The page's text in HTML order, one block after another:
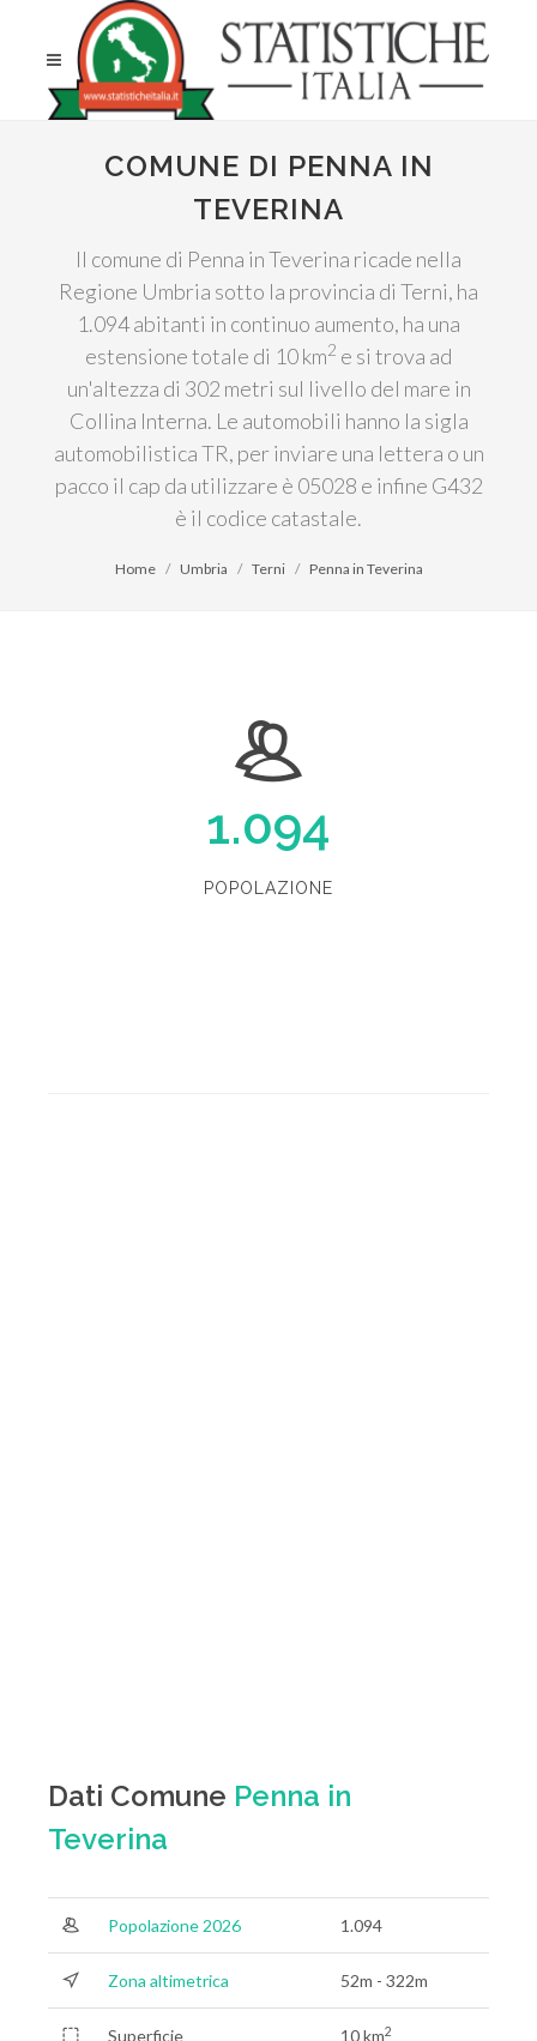
COMUNE DI PENNA IN
TEVERINA
Il comune di Penna in Teverina ricade nella
Regione Umbria sotto la provincia di Terni, ha
1.094 abitanti in continuo aumento, ha una
estensione totale di 10 km2 e si trova ad
un'altezza di 302 metri sul livello del mare in
Collina Interna. Le automobili hanno la sigla
automobilistica TR, per inviare una lettera o un
pacco il cap da utilizzare è 05028 e infine G432
è il codice catastale.
Home Umbria Terni Penna in Teverina
1.094
POPOLAZIONE
Dati Comune Penna in
Teverina
Popolazione 2026 1.094
Zona altimetrica 52m - 322m
Superficie 10 km2